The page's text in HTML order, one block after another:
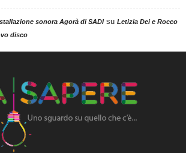
sonora Agorà di SADIsu Letizia Dei e Rocco
disco